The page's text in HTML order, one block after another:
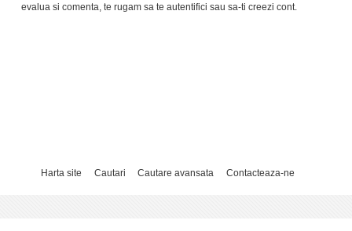
evalua si comenta, te rugam sa te autentifici sau sa-ti creezi cont
Harta site Cautari Cautare avansata Contacteaza-ne